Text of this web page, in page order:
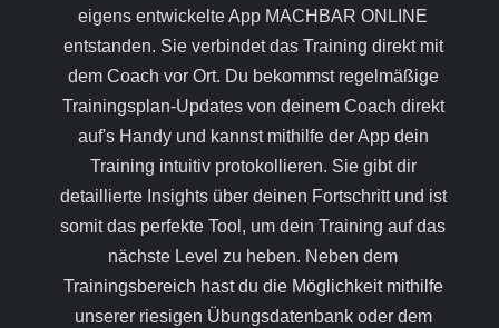
eigens entwickelte App MACHBAR ONLINE
entstanden. Sie verbindet das Training direkt mit
dem Coach vor Ort. Du bekommst regelmäßige
Trainingsplan-Updates von deinem Coach direkt
auf's Handy und kannst mithilfe der App dein
Training intuitiv protokollieren. Sie gibt dir
detaillierte Insights über deinen Fortschritt und ist
somit das perfekte Tool, um dein Training auf das
nächste Level zu heben. Neben dem
Trainingsbereich hast du die Möglichkeit mithilfe
unserer riesigen Übungsdatenbank oder dem